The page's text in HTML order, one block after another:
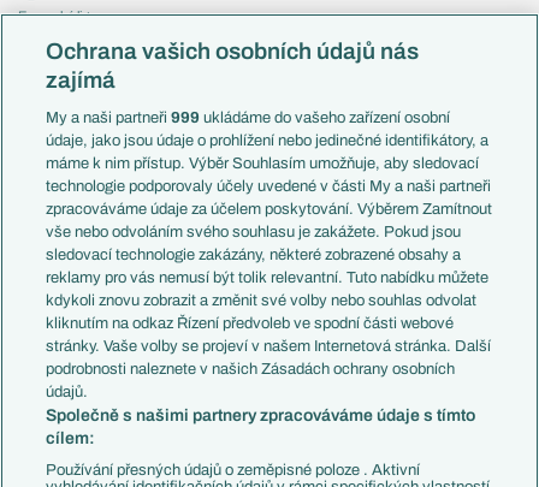
Evropská liga
Mistrovství světa
Liga národů
Témata
Představení týmů MS
EuroSkauting
PL v kostce
Evropské koeficienty
Přestupy
Přestupové spekulace
Zranění
Kluby
Arsenal FC
Chelsea FC
Manchester United
AC Milán
Juventus FC
Česko
Francie
Itálie
Německo
Španělsko
Argentina
Brazílie
Přestupy
Zápasy
Livescore
Tipovací soutěž
Ochrana vašich osobních údajů nás
zajímá
My a naši partneři999 ukládáme do vašeho zařízení osobní
údaje, jako jsou údaje o prohlížení nebo jedinečné identifikátory, a
máme k nim přístup. Výběr Souhlasím umožňuje, aby sledovací
technologie podporovaly účely uvedené v části My a naši partneři
zpracováváme údaje za účelem poskytování. Výběrem Zamítnout
vše nebo odvoláním svého souhlasu je zakážete. Pokud jsou
sledovací technologie zakázány, některé zobrazené obsahy a
reklamy pro vás nemusí být tolik relevantní. Tuto nabídku můžete
kdykoli znovu zobrazit a změnit své volby nebo souhlas odvolat
kliknutím na odkaz Řízení předvoleb ve spodní části webové
stránky. Vaše volby se projeví v našem Internetová stránka. Další
podrobnosti naleznete v našich Zásadách ochrany osobních
údajů.
Společně s našimi partnery zpracováváme údaje s tímto
cílem:
Používání přesných údajů o zeměpisné poloze . Aktivní